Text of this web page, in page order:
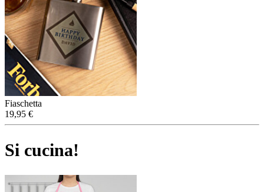
Fiaschetta
19,95 €
Si cucina!